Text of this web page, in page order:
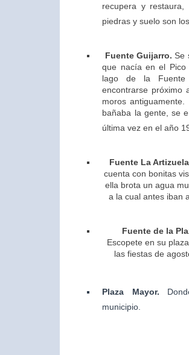
recupera y restaura,
piedras y suelo son
Fuente Guijarro. Se
que nacía en el
lago de la
encontrarse próximo
moros
bañaba la gente, se
última vez en el año
Fuente La
cuenta con bonitas
ella brota un agua
a la cual antes iban
Fuente de la
Escopete en su
las fiestas de
Plaza Mayor.
municipio.